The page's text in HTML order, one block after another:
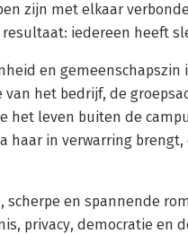
zijn met elkaar
iedereen heeft
en gemeenschapszin
van het bedrijf, de
het leven buiten de
haar in verwarring
scherpe en spannende
privacy, democratie en